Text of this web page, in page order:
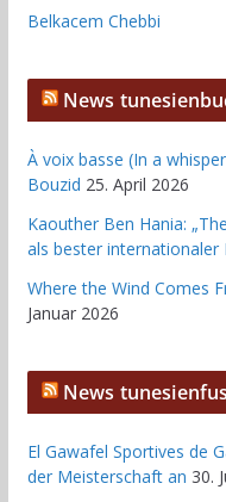
Belkacem Chebbi
News
À voix basse (In a
Bouzid 25. April 2026
Kaouther Ben Hania:
als bester internationaler
Where the Wind Comes
Januar 2026
News
El Gawafel Sportives de
der Meisterschaft an 30.